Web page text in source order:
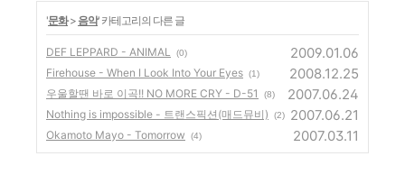
'문화> 음악' 카테고리의 다른 글
DEF LEPPARD - ANIMAL (0) 2009.01.06
Firehouse - When I Look Into Your Eyes (1) 2008.12.25
우울할땐 바로 이곡!! NO MORE CRY - D-51 (8) 2007.06.24
Nothing is impossible - 트랜스픽션(매드뮤비) (2) 2007.06.21
Okamoto Mayo - Tomorrow (4) 2007.03.11